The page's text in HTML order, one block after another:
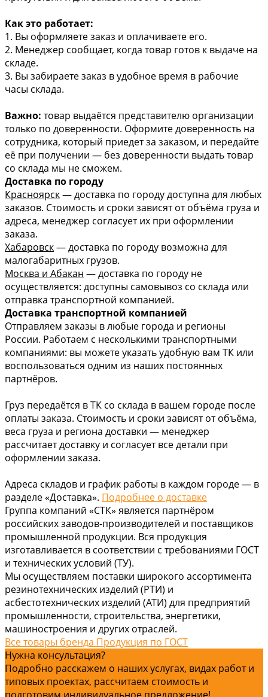
Как это работает:
1. Вы оформляете заказ и оплачиваете его.
2. Менеджер сообщает, когда товар готов к выдаче на
складе.
3. Вы забираете заказ в удобное время в рабочие
часы склада.
Важно: товар выдаётся представителю организации
только по доверенности. Оформите доверенность на
сотрудника, который приедет за заказом, и передайте
её при получении — без доверенности выдать товар
со склада мы не сможем.
Доставка по городу
Красноярск— доставка по городу доступна для любых
заказов. Стоимость и сроки зависят от объёма груза и
адреса, менеджер согласует их при оформлении
заказа.
Хабаровск— доставка по городу возможна для
малогабаритных грузов.
Москва и Абакан — доставка по городу не
осуществляется: доступны самовывоз со склада или
отправка транспортной компанией.
Доставка транспортной компанией
Отправляем заказы в любые города и регионы
России. Работаем с несколькими транспортными
компаниями: вы можете указать удобную вам ТК или
воспользоваться одним из наших постоянных
партнёров.
Груз передаётся в ТК со склада в вашем городе после
оплаты заказа. Стоимость и сроки зависят от объёма,
веса груза и региона доставки — менеджер
рассчитает доставку и согласует все детали при
оформлении заказа.
Адреса складов и график работы в каждом городе — в
разделе «Доставка». Подробнее о доставке
Группа компаний «СТК» является партнёром
российских заводов-производителей и поставщиков
промышленной продукции. Вся продукция
изготавливается в соответствии с требованиями ГОСТ
и технических условий (ТУ).
Мы осуществляем поставки широкого ассортимента
резинотехнических изделий (РТИ) и
асбестотехнических изделий (АТИ) для предприятий
промышленности, строительства, энергетики,
машиностроения и других отраслей.
Все товары бренда Продукция по ГОСТ
Нужна консультация?
Подробно расскажем о наших услугах, видах работ и
типовых проектах, рассчитаем стоимость и